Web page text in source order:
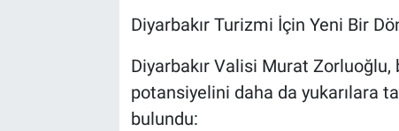
Diyarbakır Turizmi İçin Yeni Bir
Diyarbakır Valisi Murat Zorluoğlu,
potansiyelini daha da yukarılara
bulundu: